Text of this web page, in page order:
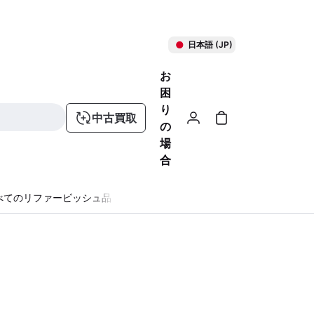
日本語 (JP)
中古買取
お
困
り
の
場
合
てのリファービッシュ品